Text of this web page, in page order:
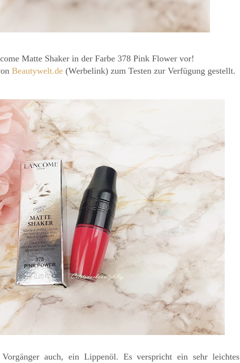
Matte Shaker in der Farbe 378 Pink Flower vor!
Beautywelt.de (Werbelink) zum Testen zur Verfügung gestellt.
auch, ein Lippenöl. Es verspricht ein sehr leichtes